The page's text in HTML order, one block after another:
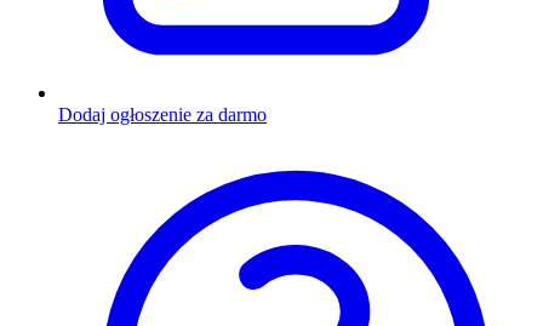
Dodaj ogłoszenie za darmo